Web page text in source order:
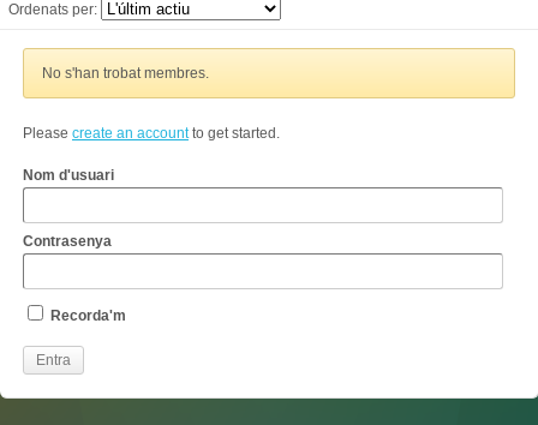
Ordenats per:
No s'han trobat membres.
Please create an accountto get started.
Nom d'usuari
Contrasenya
Recorda'm